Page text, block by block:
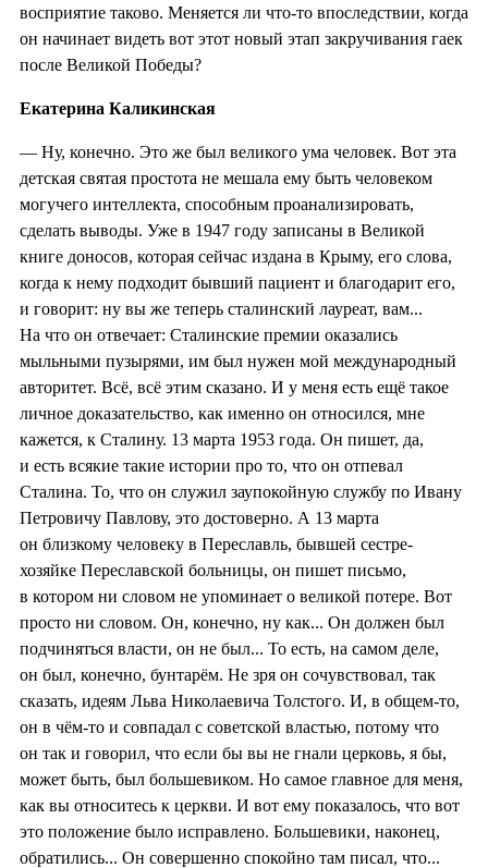
восприятие таково. Меняется ли что-то впоследствии, когда
он начинает видеть вот этот новый этап закручивания гаек
после Великой Победы?
Екатерина Каликинская
— Ну, конечно. Это же был великого ума человек. Вот эта
детская святая простота не мешала ему быть человеком
могучего интеллекта, способным проанализировать,
сделать выводы. Уже в 1947 году записаны в Великой
книге доносов, которая сейчас издана в Крыму, его слова,
когда к нему подходит бывший пациент и благодарит его,
и говорит: ну вы же теперь сталинский лауреат, вам...
На что он отвечает: Сталинские премии оказались
мыльными пузырями, им был нужен мой международный
авторитет. Всё, всё этим сказано. И у меня есть ещё такое
личное доказательство, как именно он относился, мне
кажется, к Сталину. 13 марта 1953 года. Он пишет, да,
и есть всякие такие истории про то, что он отпевал
Сталина. То, что он служил заупокойную службу по Ивану
Петровичу Павлову, это достоверно. А 13 марта
он близкому человеку в Переславль, бывшей сестре-
хозяйке Переславской больницы, он пишет письмо,
в котором ни словом не упоминает о великой потере. Вот
просто ни словом. Он, конечно, ну как... Он должен был
подчиняться власти, он не был... То есть, на самом деле,
он был, конечно, бунтарём. Не зря он сочувствовал, так
сказать, идеям Льва Николаевича Толстого. И, в общем-то,
он в чём-то и совпадал с советской властью, потому что
он так и говорил, что если бы вы не гнали церковь, я бы,
может быть, был большевиком. Но самое главное для меня,
как вы относитесь к церкви. И вот ему показалось, что вот
это положение было исправлено. Большевики, наконец,
обратились... Он совершенно спокойно там писал, что...